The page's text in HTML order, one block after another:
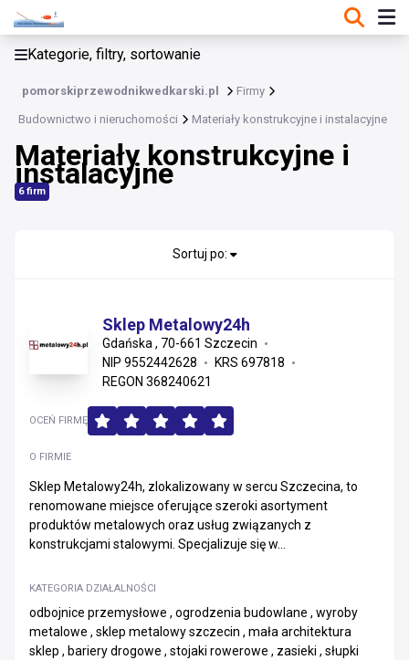
Kategorie, filtry, sortowanie
pomorskiprzewodnikwedkarski.pl Firmy
Budownictwo i nieruchomości Materiały konstrukcyjne i instalacyjne
Materiały konstrukcyjne i
instalacyjne
6 firm
Budownictwo i nieruchomości
Materiały konstrukcyjne i instalacyjne
Usługi wykonawcze i remonty
Instalacje
Sortuj po:
Sklep Metalowy24h
Gdańska , 70-661 Szczecin
NIP 9552442628
KRS 697818
REGON 368240621
O FIRMIE
Sklep Metalowy24h, zlokalizowany w sercu Szczecina, to
renomowane miejsce oferujące szeroki asortyment
produktów metalowych oraz usług związanych z
konstrukcjami stalowymi. Specjalizuje się w...
KATEGORIA DZIAŁALNOŚCI
odbojnice przemysłowe , ogrodzenia budowlane , wyroby
metalowe , sklep metalowy szczecin , mała architektura
sklep , bariery drogowe , stojaki rowerowe , zasieki , słupki
OCEŃ FIRMĘ